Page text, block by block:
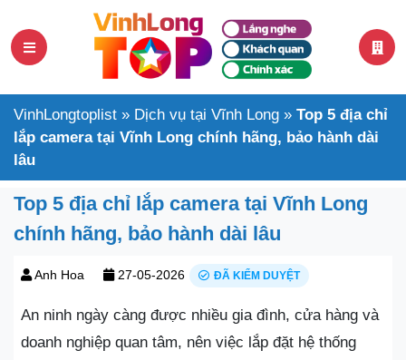
VinhLongtoplist » Dịch vụ tại Vĩnh Long » Top 5 địa chỉ
lắp camera tại Vĩnh Long chính hãng, bảo hành dài
lâu
Top 5 địa chỉ lắp camera tại Vĩnh Long
chính hãng, bảo hành dài lâu
Anh Hoa 27-05-2026 ĐÃ KIỂM DUYỆT
An ninh ngày càng được nhiều gia đình, cửa hàng và
doanh nghiệp quan tâm, nên việc lắp đặt hệ thống